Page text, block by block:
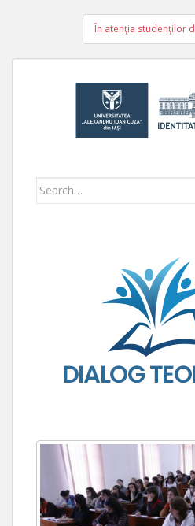
În atenţia studenţilor
Search for: